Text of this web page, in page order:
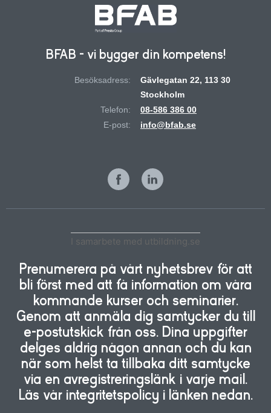
BFAB - vi bygger din kompetens!
Besöksadress:
Gävlegatan 22, 113 30
Stockholm
Telefon:
08-586 386 00
E-post:
info@bfab.se
I samarbete med utbildning.se
Prenumerera på vårt nyhetsbrev för att
bli först med att få information om våra
kommande kurser och seminarier.
Genom att anmäla dig samtycker du till
e-postutskick från oss. Dina uppgifter
delges aldrig någon annan och du kan
när som helst ta tillbaka ditt samtycke
via en avregistreringslänk i varje mail.
Läs vår integritetspolicy i länken nedan.